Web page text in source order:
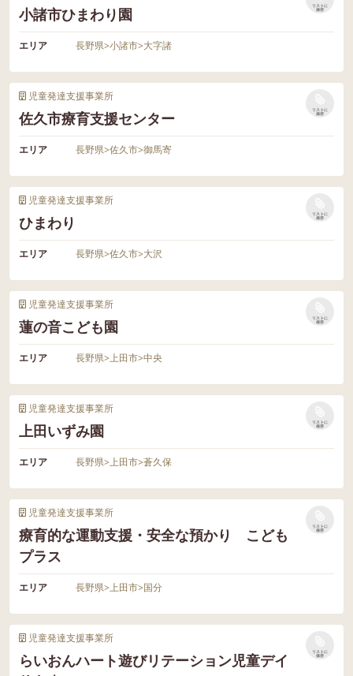
小諸市ひまわり園
リストに
保存
エリア 長野県>小諸市>大字諸
児童発達支援事業所
佐久市療育支援センター
リストに
保存
エリア 長野県>佐久市>御馬寄
児童発達支援事業所
ひまわり
リストに
保存
エリア 長野県>佐久市>大沢
児童発達支援事業所
蓮の音こども園
リストに
保存
エリア 長野県>上田市>中央
児童発達支援事業所
上田いずみ園
リストに
保存
エリア 長野県>上田市>蒼久保
児童発達支援事業所
療育的な運動支援・安全な預かり こども
プラス
リストに
保存
エリア 長野県>上田市>国分
児童発達支援事業所
らいおんハート遊びリテーション児童デイ
リストに
保存